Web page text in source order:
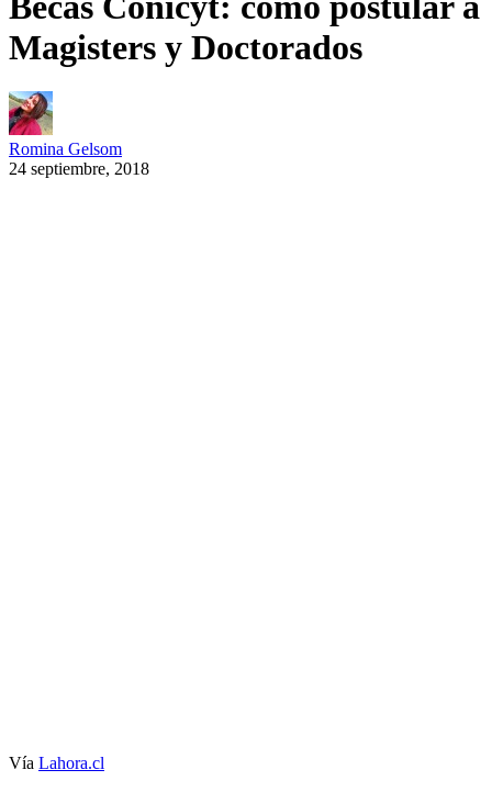
Magisters y Doctorados
Romina Gelsom
24 septiembre, 2018
Vía Lahora.cl